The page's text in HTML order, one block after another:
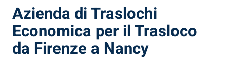
Azienda di Traslochi
Economica per il Trasloco
da Firenze a Nancy